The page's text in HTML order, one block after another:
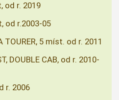
od r. 2019
od r.2003-05
TOURER, 5 míst. od r. 2011
DOUBLE CAB, od r. 2010-
r. 2006